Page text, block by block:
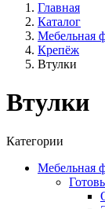
Главная
Каталог
Мебельная
Крепёж
Втулки
Втулки
Категории
Мебельная